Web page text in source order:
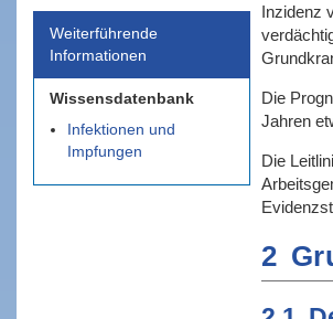
Weiterführende
Informationen
Wissensdatenbank
Infektionen und
Impfungen
Inzidenz
Die
Jahren
Die
2